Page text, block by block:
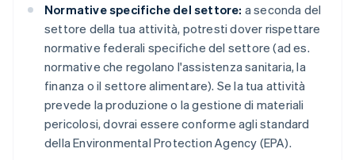
Normative specifiche del settore: a seconda del
settore della tua attività, potresti dover rispettare
normative federali specifiche del settore (ad es.
normative che regolano l'assistenza sanitaria, la
finanza o il settore alimentare). Se la tua attività
prevede la produzione o la gestione di materiali
pericolosi, dovrai essere conforme agli standard
della Environmental Protection Agency (EPA).